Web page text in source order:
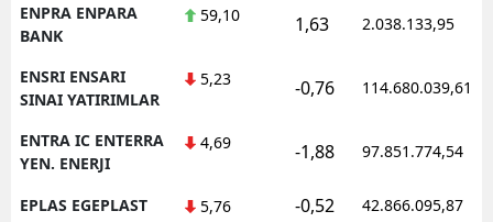
ENPRA ENPARA
BANK
59,10 1,63 2.038.133,95
ENSRI ENSARI
SINAI YATIRIMLAR
5,23 -0,76 114.680.039,61
ENTRA IC ENTERRA
YEN. ENERJI
4,69 -1,88 97.851.774,54
EPLAS EGEPLAST 5,76 -0,52 42.866.095,87